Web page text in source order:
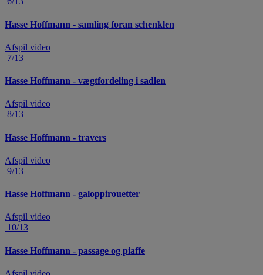
Hasse Hoffmann - samling foran schenklen
Afspil video
7/13
Hasse Hoffmann - vægtfordeling i sadlen
Afspil video
8/13
Hasse Hoffmann - travers
Afspil video
9/13
Hasse Hoffmann - galoppirouetter
Afspil video
10/13
Hasse Hoffmann - passage og piaffe